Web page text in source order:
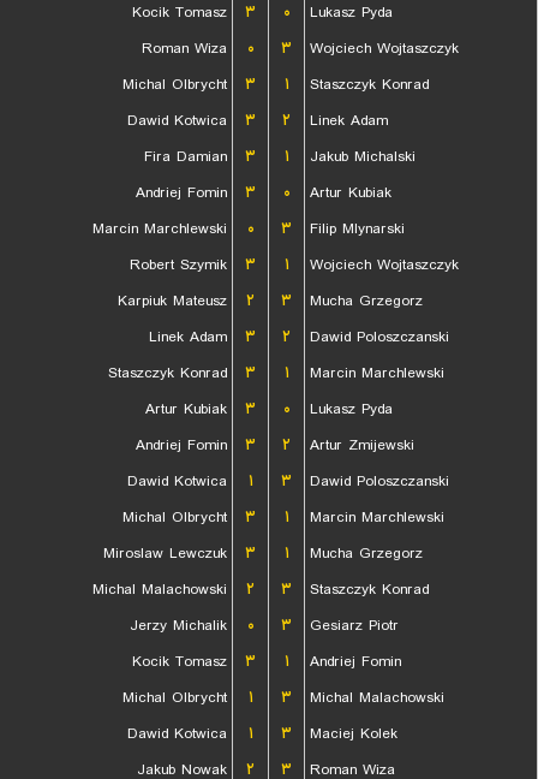
Kocik Tomasz
۳ ۰
Lukasz Pyda
Roman Wiza
۰ ۳
Wojciech Wojtaszczyk
Michal Olbrycht
۳ ۱
Staszczyk Konrad
Dawid Kotwica
۳ ۲
Linek Adam
Fira Damian
۳ ۱
Jakub Michalski
Andriej Fomin
۳ ۰
Artur Kubiak
Marcin Marchlewski
۰ ۳
Filip Mlynarski
Robert Szymik
۳ ۱
Wojciech Wojtaszczyk
Karpiuk Mateusz
۲ ۳
Mucha Grzegorz
Linek Adam
۳ ۲
Dawid Poloszczanski
Staszczyk Konrad
۳ ۱
Marcin Marchlewski
Artur Kubiak
۳ ۰
Lukasz Pyda
Andriej Fomin
۳ ۲
Artur Zmijewski
Dawid Kotwica
۱ ۳
Dawid Poloszczanski
Michal Olbrycht
۳ ۱
Marcin Marchlewski
Miroslaw Lewczuk
۳ ۱
Mucha Grzegorz
Michal Malachowski
۲ ۳
Staszczyk Konrad
Jerzy Michalik
۰ ۳
Gesiarz Piotr
Kocik Tomasz
۳ ۱
Andriej Fomin
Michal Olbrycht
۱ ۳
Michal Malachowski
Dawid Kotwica
۱ ۳
Maciej Kolek
Jakub Nowak
۲ ۳ Roman Wiza